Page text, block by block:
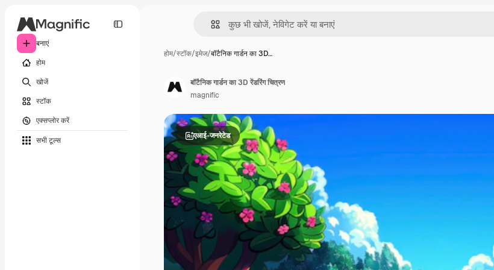
बनाएं
होम
खोजें
स्टॉक
एक्सप्लोर करें
सभी टूल्‍स
होम/स्टॉक/इमेज/बॉटैनिक गार्डन का 3D…
एआई-जनरेटेड
बॉटैनिक गार्डन का 3D रेंडरिंग चित्रण
magnific